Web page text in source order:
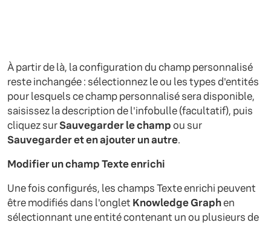
À partir de là, la configuration du champ personnalisé
reste inchangée : sélectionnez le ou les types d'entités
pour lesquels ce champ personnalisé sera disponible,
saisissez la description de l'infobulle (facultatif), puis
cliquez surSauvegarder le champou sur
Sauvegarder et en ajouter un autre.
Modifier un champ Texte enrichi
Une fois configurés, les champs Texte enrichi peuvent
être modifiés dans l'onglet Knowledge Graphen
sélectionnant une entité contenant un ou plusieurs de